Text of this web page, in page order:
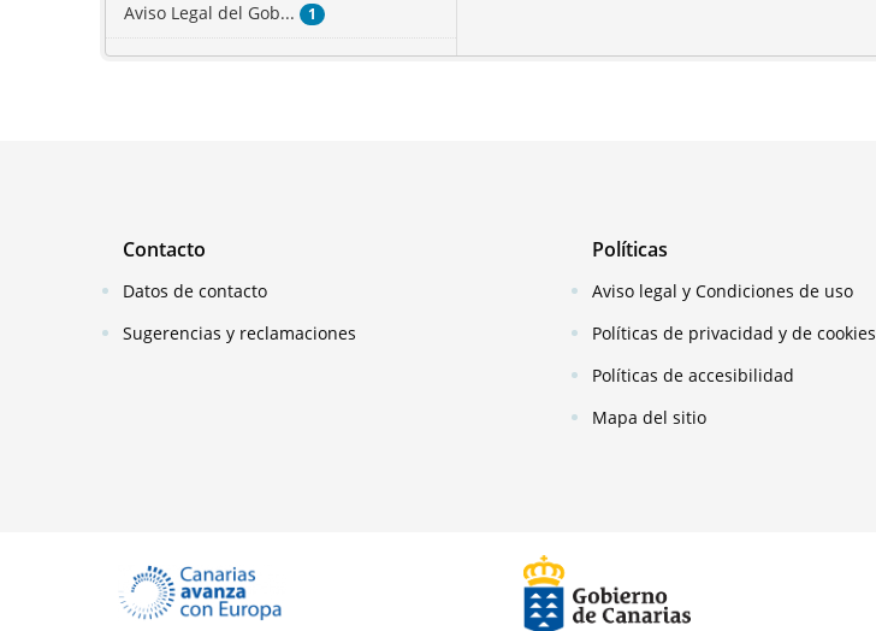
Aviso Legal del Gob... 1
Contacto
Datos de contacto
Sugerencias y reclamaciones
Políticas
Aviso legal y Condiciones de uso
Políticas de privacidad y de cookies
Políticas de accesibilidad
Mapa del sitio